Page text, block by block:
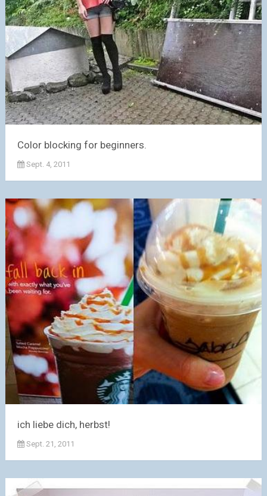
Color blocking for beginners.
Sept. 4, 2011
ich liebe dich, herbst!
Sept. 21, 2011